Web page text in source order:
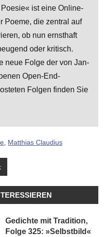
ist eine Online-
Poeme, die zentral auf
ob nun ernsthaft
oder kritisch.
neue Folge der von Jan-
Open-End-
Folgen finden Sie
Matthias Claudius
Gedichte mit Tradition,
Folge 325: »Selbstbild«